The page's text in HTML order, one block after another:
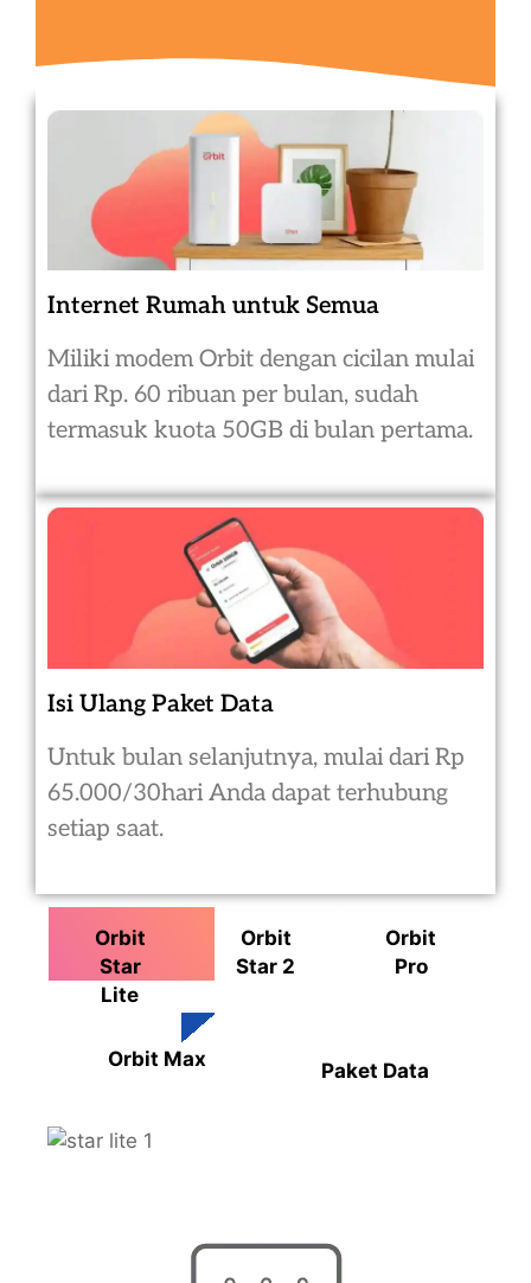
Internet Rumah untuk Semua
Miliki modem Orbit dengan cicilan mulai
dari Rp. 60 ribuan per bulan, sudah
termasuk kuota 50GB di bulan pertama.
Isi Ulang Paket Data
Untuk bulan selanjutnya, mulai dari Rp
65.000/30hari Anda dapat terhubung
setiap saat.
Orbit
Star
Lite
Orbit
Star 2
Orbit
Pro
Orbit Max Paket Data